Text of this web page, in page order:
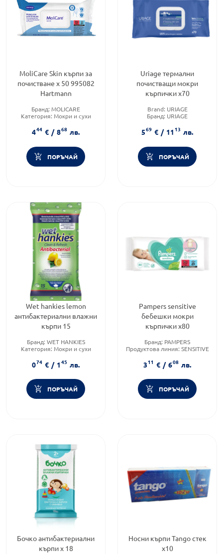
MoliCare Skin кърпи за
почистване х 50 995082
Hartmann
Бранд: MOLICARE
Категория: Мокри и сухи
Форма на продукта:мокри
кърпички
444 € / 868 лв.
ПОРЪЧАЙ
Uriage термални
почистващи мокри
кърпички х70
Brand: URIAGE
Бранд: URIAGE
кърпички
569 € / 1113 лв.
ПОРЪЧАЙ
Wet hankies lemon
антибактериални влажни
кърпи 15
Бранд: WET HANKIES
Категория: Мокри и сухи
Форма на продукта:Мокри и
носни кърпи
074 € / 145 лв.
ПОРЪЧАЙ
Pampers sensitive
бебешки мокри
кърпички х80
Бранд: PAMPERS
Продуктова линия: SENSITIVE
кърпички
311 € / 608 лв.
ПОРЪЧАЙ
Бочко антибактериални
кърпи х 18
Носни кърпи Tango стек
х10